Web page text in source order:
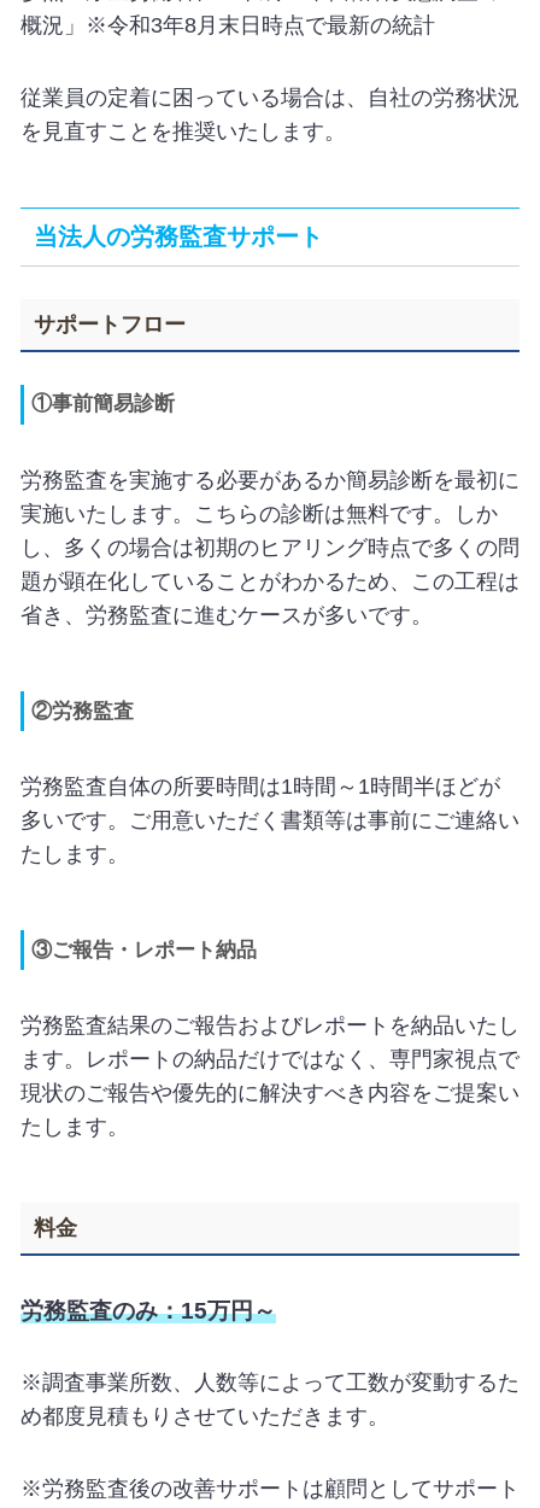
概況」※令和3年8月末日時点で最新の統計
従業員の定着に困っている場合は、自社の労務状況
を見直すことを推奨いたします。
当法人の労務監査サポート
サポートフロー
①事前簡易診断
労務監査を実施する必要があるか簡易診断を最初に
実施いたします。こちらの診断は無料です。しか
し、多くの場合は初期のヒアリング時点で多くの問
題が顕在化していることがわかるため、この工程は
省き、労務監査に進むケースが多いです。
②労務監査
労務監査自体の所要時間は1時間～1時間半ほどが
多いです。ご用意いただく書類等は事前にご連絡い
たします。
③ご報告・レポート納品
労務監査結果のご報告およびレポートを納品いたし
ます。レポートの納品だけではなく、専門家視点で
現状のご報告や優先的に解決すべき内容をご提案い
たします。
料金
労務監査のみ：15万円～
※調査事業所数、人数等によって工数が変動するた
め都度見積もりさせていただきます。
※労務監査後の改善サポートは顧問としてサポート